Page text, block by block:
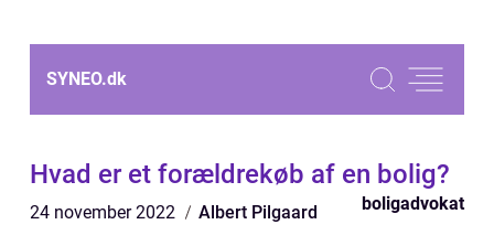
SYNEO.dk
Hvad er et forældrekøb af en bolig?
24 november 2022 Albert Pilgaard boligadvokat